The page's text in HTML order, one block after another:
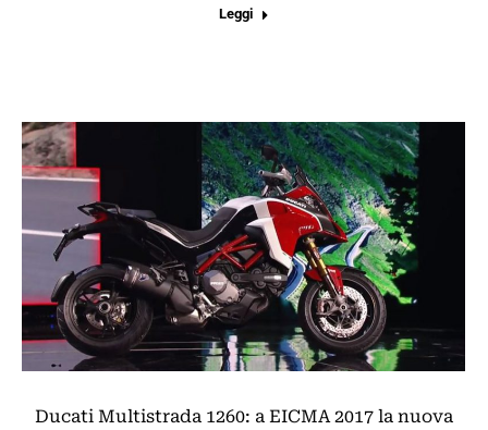
Leggi
Ducati Multistrada 1260: a EICMA 2017 la nuova